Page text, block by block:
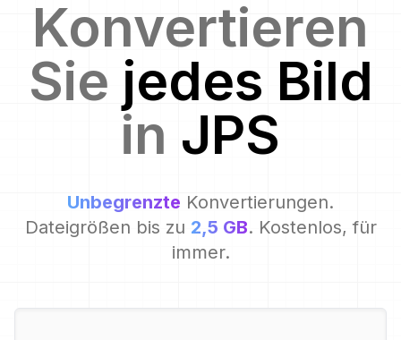
Konvertieren
Sie jedes Bild
in JPS
Unbegrenzte Konvertierungen.
Dateigrößen bis zu 2,5 GB. Kostenlos, für
immer.